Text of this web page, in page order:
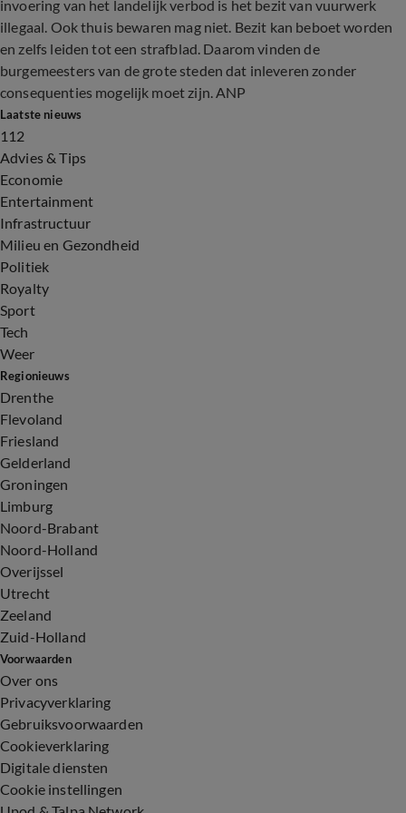
invoering van het landelijk verbod is het bezit van vuurwerk
illegaal. Ook thuis bewaren mag niet. Bezit kan beboet worden
en zelfs leiden tot een strafblad. Daarom vinden de
burgemeesters van de grote steden dat inleveren zonder
consequenties mogelijk moet zijn. ANP
Laatste nieuws
112
Advies & Tips
Economie
Entertainment
Infrastructuur
Milieu en Gezondheid
Politiek
Royalty
Sport
Tech
Weer
Regionieuws
Drenthe
Flevoland
Friesland
Gelderland
Groningen
Limburg
Noord-Brabant
Noord-Holland
Overijssel
Utrecht
Zeeland
Zuid-Holland
Voorwaarden
Over ons
Privacyverklaring
Gebruiksvoorwaarden
Cookieverklaring
Digitale diensten
Cookie instellingen